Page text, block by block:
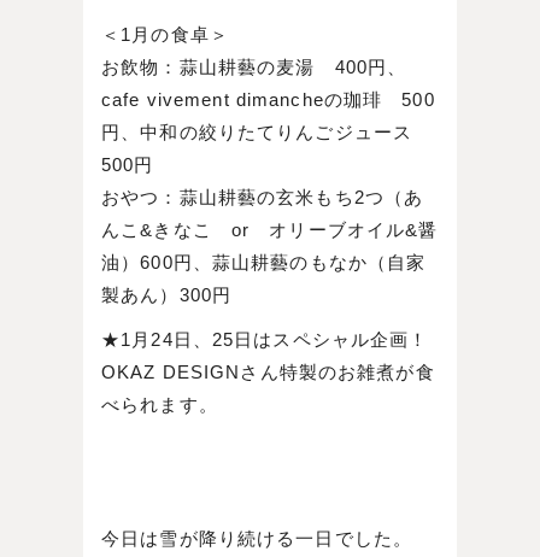
＜1月の食卓＞
お飲物：蒜山耕藝の麦湯 400円、
cafe vivement dimancheの珈琲 500
円、中和の絞りたてりんごジュース
500円
おやつ：蒜山耕藝の玄米もち2つ（あ
んこ&きなこ or オリーブオイル&醤
油）600円、蒜山耕藝のもなか（自家
製あん）300円
★1月24日、25日はスペシャル企画！
OKAZ DESIGNさん特製のお雑煮が食
べられます。
今日は雪が降り続ける一日でした。